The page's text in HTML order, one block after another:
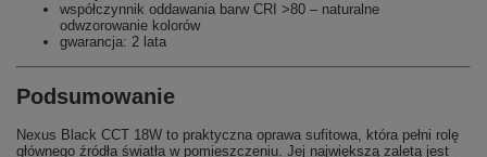
współczynnik oddawania barw CRI >80 – naturalne
odwzorowanie kolorów
gwarancja: 2 lata
Podsumowanie
Nexus Black CCT 18W to praktyczna oprawa sufitowa, która pełni rolę
głównego źródła światła w pomieszczeniu. Jej największą zaletą jest